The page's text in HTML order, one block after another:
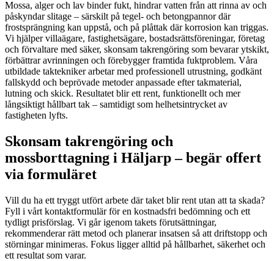
Mossa, alger och lav binder fukt, hindrar vatten från att rinna av och
påskyndar slitage – särskilt på tegel- och betongpannor där
frostsprängning kan uppstå, och på plåttak där korrosion kan triggas.
Vi hjälper villaägare, fastighetsägare, bostadsrättsföreningar, företag
och förvaltare med säker, skonsam takrengöring som bevarar ytskikt,
förbättrar avrinningen och förebygger framtida fuktproblem. Våra
utbildade taktekniker arbetar med professionell utrustning, godkänt
fallskydd och beprövade metoder anpassade efter takmaterial,
lutning och skick. Resultatet blir ett rent, funktionellt och mer
långsiktigt hållbart tak – samtidigt som helhetsintrycket av
fastigheten lyfts.
Skonsam takrengöring och
mossborttagning i Häljarp – begär offert
via formuläret
Vill du ha ett tryggt utfört arbete där taket blir rent utan att ta skada?
Fyll i vårt kontaktformulär för en kostnadsfri bedömning och ett
tydligt prisförslag. Vi går igenom takets förutsättningar,
rekommenderar rätt metod och planerar insatsen så att driftstopp och
störningar minimeras. Fokus ligger alltid på hållbarhet, säkerhet och
ett resultat som varar.